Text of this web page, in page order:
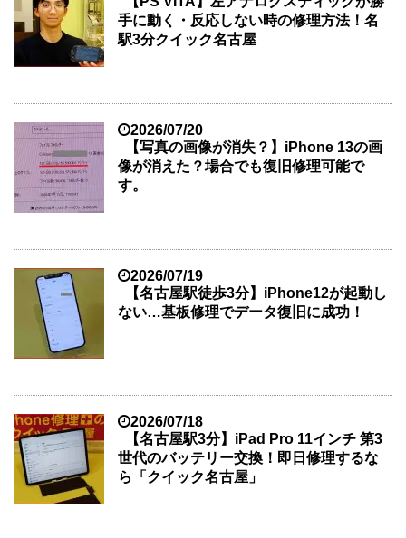
手に動く・反応しない時の修理方法！名
駅3分クイック名古屋
2026/07/20
【写真の画像が消失？】iPhone 13の画
像が消えた？場合でも復旧修理可能で
す。
2026/07/19
【名古屋駅徒歩3分】iPhone12が起動し
ない…基板修理でデータ復旧に成功！
2026/07/18
【名古屋駅3分】iPad Pro 11インチ 第3
世代のバッテリー交換！即日修理するな
ら「クイック名古屋」